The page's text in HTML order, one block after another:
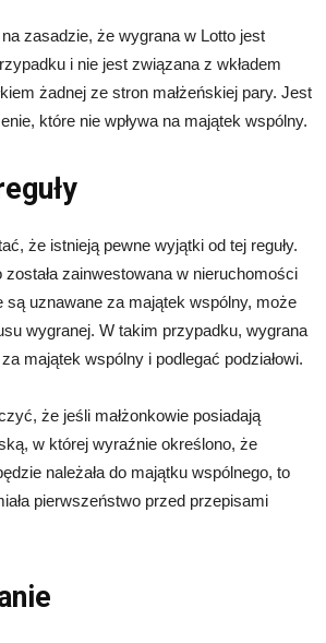
zasadzie, że wygrana w Lotto jest
i nie jest związana z wkładem
żadnej ze stron małżeńskiej pary. Jest
które nie wpływa na majątek wspólny.
że istnieją pewne wyjątki od tej reguły.
zainwestowana w nieruchomości
są uznawane za majątek wspólny, może
wygranej. W takim przypadku, wygrana
majątek wspólny i podlegać podziałowi.
że jeśli małżonkowie posiadają
w której wyraźnie określono, że
należała do majątku wspólnego, to
pierwszeństwo przed przepisami